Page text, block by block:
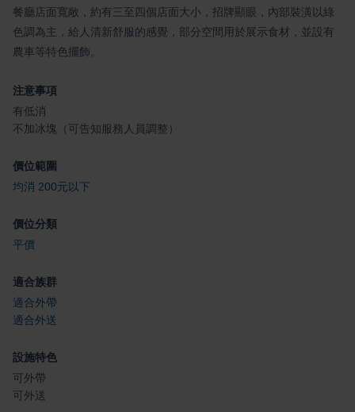
餐廳店面寬敞，約有三至四個店面大小，招牌顯眼，內部裝潢以綠
色調為主，給人清新舒服的感覺，部分空間用於展示食材，並設有
農車等特色擺飾。
注意事項
有低消
不加冰塊（可告知服務人員調整）
價位範圍
均消 200元以下
價位分類
平價
適合族群
適合外帶
適合外送
設施特色
可外帶
可外送